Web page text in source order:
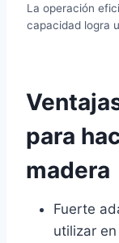
La operación
capacidad logra
para
madera
Fuerte
utilizar